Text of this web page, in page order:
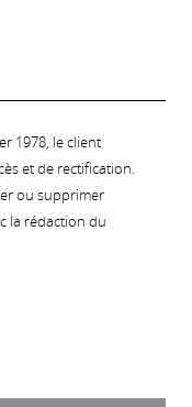
1978, le client
et de rectification.
ou supprimer
la rédaction du